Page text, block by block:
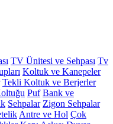
TV Ünitesi ve Sehpası Tv
Koltuk ve Kanepeler
Tekli Koltuk ve Berjerler
Puf Bank ve
Sehpalar Zigon Sehpalar
Antre ve Hol Çok